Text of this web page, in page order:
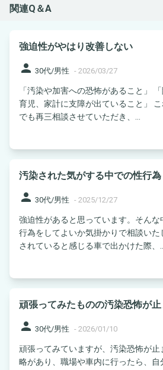
関連Q＆A
強迫性がやはり改善しない
person 30代/男性 - 2026/03/27
「汚染や加害への恐怖があること」
育児、家計に支障が出ていること」 これ
でも再三相談させていただき、...
汚染された気がする中での性行為
person 30代/男性 - 2025/12/27
強迫性があると思っています。そん
行為をしてよいか気掛かりで相談いた
されていると感じる車で出かけた際、...
頑張ってみたものの汚染恐怖が
person 30代/男性 - 2026/01/10
頑張ってみていますが、汚染恐怖が
略があり、職場や車内に行ったら、自